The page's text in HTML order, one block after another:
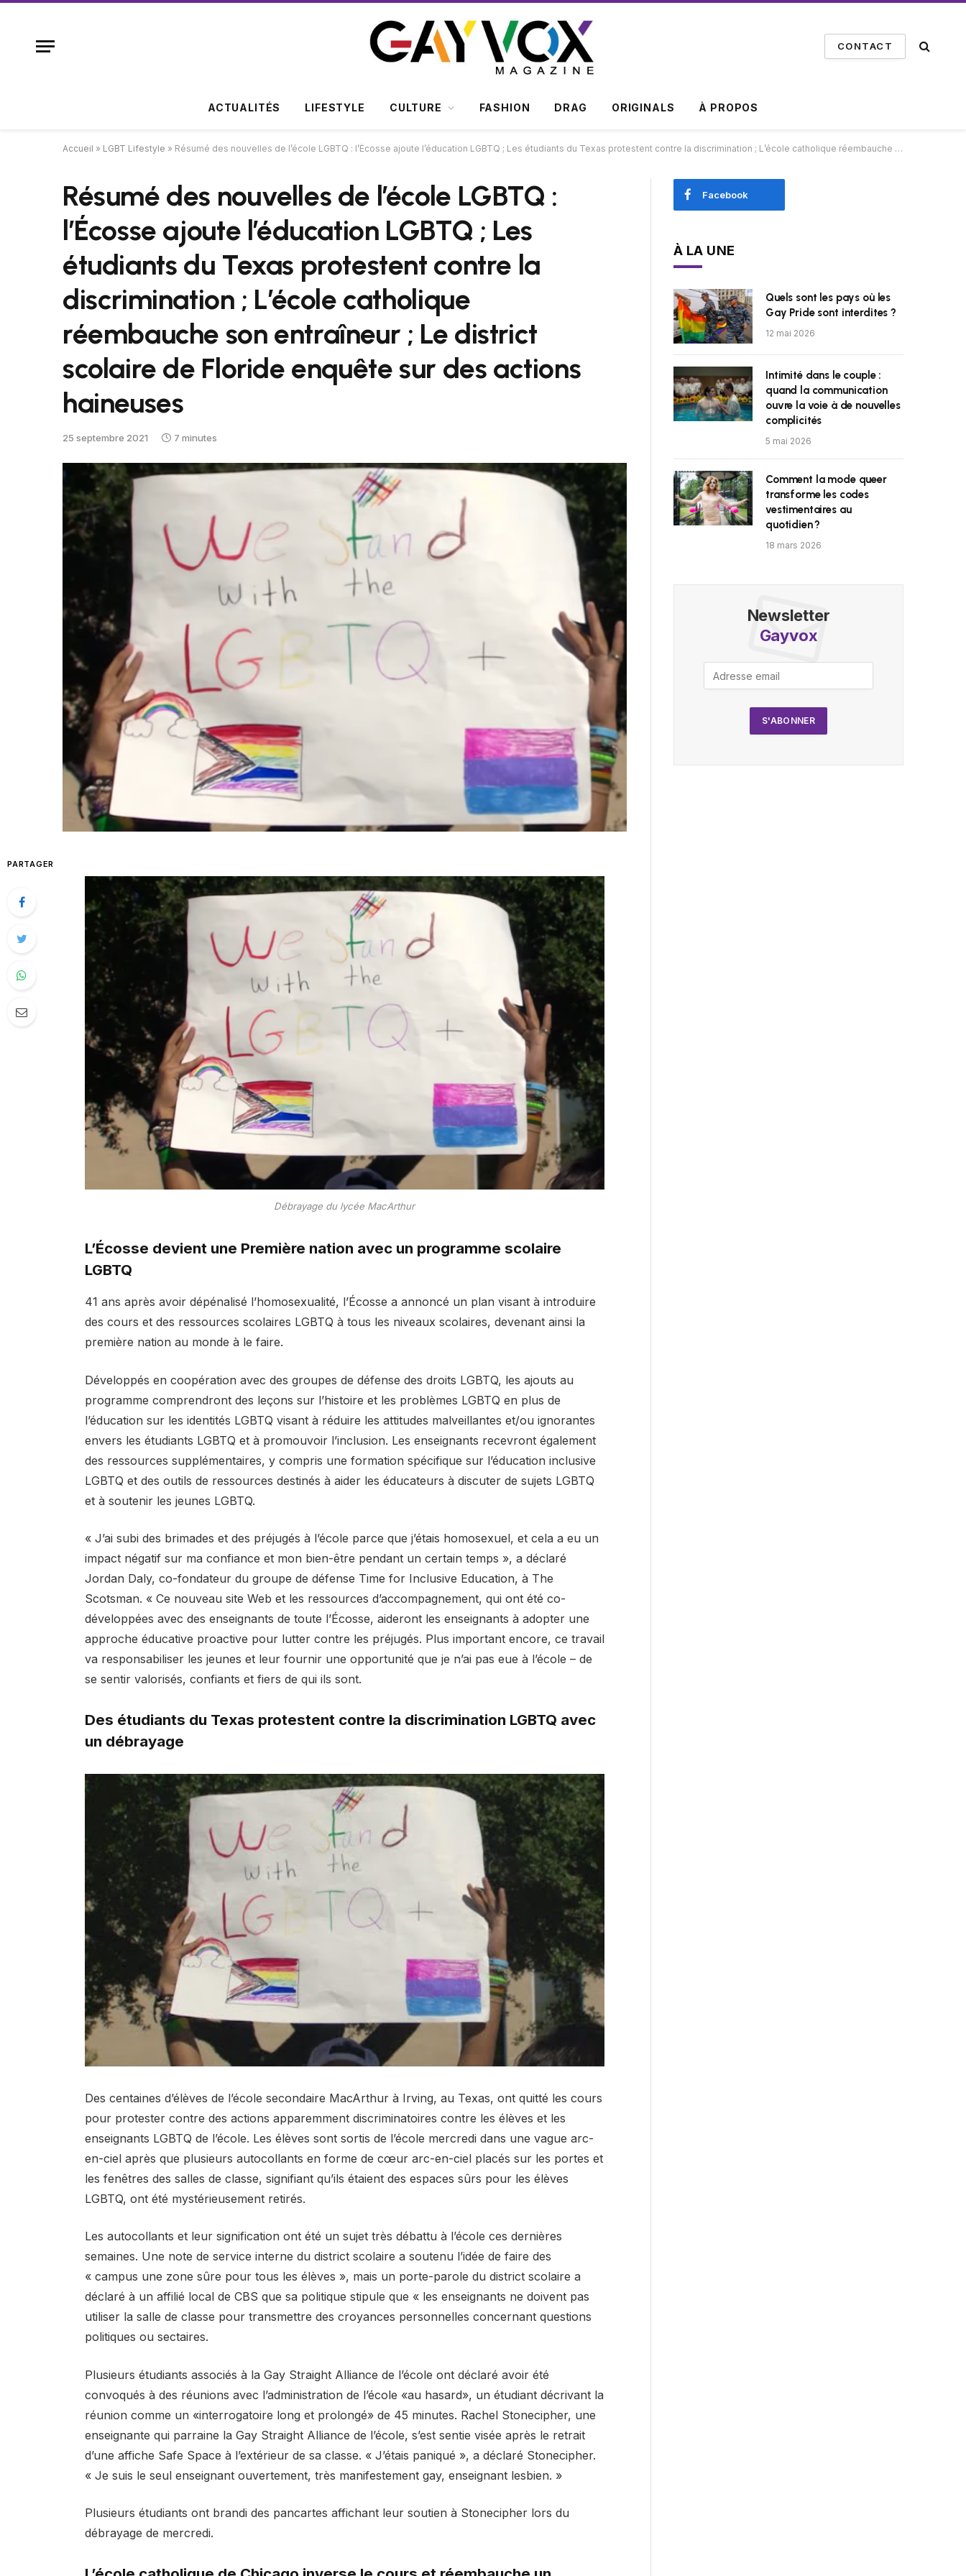
CONTACT
ACTUALITÉS LIFESTYLE CULTURE FASHION DRAG ORIGINALS À PROPOS
Accueil » LGBT Lifestyle » Résumé des nouvelles de l’école LGBTQ : l’Écosse ajoute l’éducation LGBTQ ; Les étudiants du Texas protestent contre la discrimination ; L’école catholique réembauche son entraîneur ; Le district scolaire de Floride enquête sur des actions haineuses
Résumé des nouvelles de l’école LGBTQ :
l’Écosse ajoute l’éducation LGBTQ ; Les
étudiants du Texas protestent contre la
discrimination ; L’école catholique
réembauche son entraîneur ; Le district
scolaire de Floride enquête sur des actions
haineuses
25 septembre 2021 7 minutes
PARTAGER
Débrayage du lycée MacArthur
L’Écosse devient une Première nation avec un programme scolaire
LGBTQ
41 ans après avoir dépénalisé l’homosexualité, l’Écosse a annoncé un plan visant à introduire
des cours et des ressources scolaires LGBTQ à tous les niveaux scolaires, devenant ainsi la
première nation au monde à le faire.
Développés en coopération avec des groupes de défense des droits LGBTQ, les ajouts au
programme comprendront des leçons sur l’histoire et les problèmes LGBTQ en plus de
l’éducation sur les identités LGBTQ visant à réduire les attitudes malveillantes et/ou ignorantes
envers les étudiants LGBTQ et à promouvoir l’inclusion. Les enseignants recevront également
des ressources supplémentaires, y compris une formation spécifique sur l’éducation inclusive
LGBTQ et des outils de ressources destinés à aider les éducateurs à discuter de sujets LGBTQ
et à soutenir les jeunes LGBTQ.
« J’ai subi des brimades et des préjugés à l’école parce que j’étais homosexuel, et cela a eu un
impact négatif sur ma confiance et mon bien-être pendant un certain temps », a déclaré
Jordan Daly, co-fondateur du groupe de défense Time for Inclusive Education, à The
Scotsman. « Ce nouveau site Web et les ressources d’accompagnement, qui ont été co-
développées avec des enseignants de toute l’Écosse, aideront les enseignants à adopter une
approche éducative proactive pour lutter contre les préjugés. Plus important encore, ce travail
va responsabiliser les jeunes et leur fournir une opportunité que je n’ai pas eue à l’école – de
se sentir valorisés, confiants et fiers de qui ils sont.
Des étudiants du Texas protestent contre la discrimination LGBTQ avec
un débrayage
Des centaines d’élèves de l’école secondaire MacArthur à Irving, au Texas, ont quitté les cours
pour protester contre des actions apparemment discriminatoires contre les élèves et les
enseignants LGBTQ de l’école. Les élèves sont sortis de l’école mercredi dans une vague arc-
en-ciel après que plusieurs autocollants en forme de cœur arc-en-ciel placés sur les portes et
les fenêtres des salles de classe, signifiant qu’ils étaient des espaces sûrs pour les élèves
LGBTQ, ont été mystérieusement retirés.
Les autocollants et leur signification ont été un sujet très débattu à l’école ces dernières
semaines. Une note de service interne du district scolaire a soutenu l’idée de faire des
« campus une zone sûre pour tous les élèves », mais un porte-parole du district scolaire a
déclaré à un affilié local de CBS que sa politique stipule que « les enseignants ne doivent pas
utiliser la salle de classe pour transmettre des croyances personnelles concernant questions
politiques ou sectaires.
Plusieurs étudiants associés à la Gay Straight Alliance de l’école ont déclaré avoir été
convoqués à des réunions avec l’administration de l’école «au hasard», un étudiant décrivant la
réunion comme un «interrogatoire long et prolongé» de 45 minutes. Rachel Stonecipher, une
enseignante qui parraine la Gay Straight Alliance de l’école, s’est sentie visée après le retrait
d’une affiche Safe Space à l’extérieur de sa classe. « J’étais paniqué », a déclaré Stonecipher.
« Je suis le seul enseignant ouvertement, très manifestement gay, enseignant lesbien. »
Plusieurs étudiants ont brandi des pancartes affichant leur soutien à Stonecipher lors du
débrayage de mercredi.
Facebook
À LA UNE
Quels sont les pays où les
Gay Pride sont interdites ?
12 mai 2026
Intimité dans le couple :
quand la communication
ouvre la voie à de nouvelles
complicités
5 mai 2026
Comment la mode queer
transforme les codes
vestimentaires au
quotidien ?
18 mars 2026
Newsletter
Gayvox